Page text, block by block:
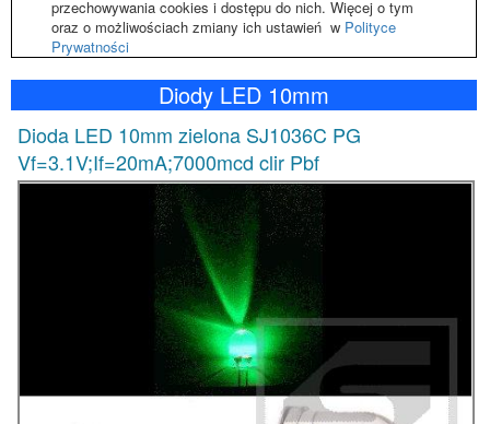
przechowywania cookies i dostępu do nich. Więcej o tym
oraz o możliwościach zmiany ich ustawień w Polityce
Prywatności
Diody LED 10mm
Dioda LED 10mm zielona SJ1036C PG
Vf=3.1V;If=20mA;7000mcd clir Pbf